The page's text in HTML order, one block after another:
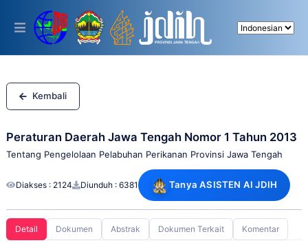
This
includes
accessibility
system.
Kembali
Peraturan Daerah Jawa Tengah Nomor 1 Tahun 2013
Tentang Pengelolaan Pelabuhan Perikanan Provinsi Jawa Tengah
Diakses : 2124 Diunduh : 6381 Tanya ASISTEN AI JDIH
Detail Dokumen Abstrak Dokumen Terkait Komentar